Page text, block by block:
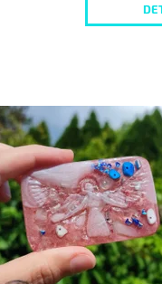
Vyprodáno
6718